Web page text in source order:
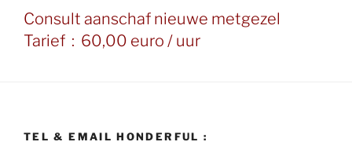
Consult aanschaf nieuwe metgezel
Tarief : 60,00 euro / uur
TEL & EMAIL HONDERFUL :